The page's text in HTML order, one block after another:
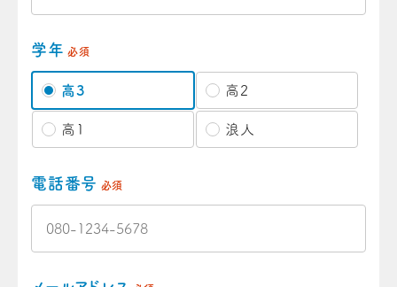
学年 必須
高3 高2
高1 浪人
電話番号 必須